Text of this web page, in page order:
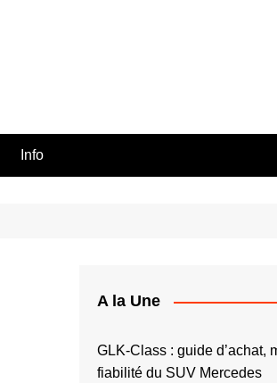
Info
A la Une
GLK-Class : guide d’achat,
fiabilité du SUV Mercedes